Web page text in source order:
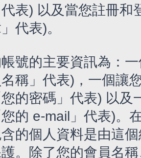
表) 以及當您註冊和
代表)。
號的主要資訊為：
稱」代表)，一個讓
您的密碼」代表) 以及
您的 e-mail」代表)。
的個人資料是由這
。除了您的會員名